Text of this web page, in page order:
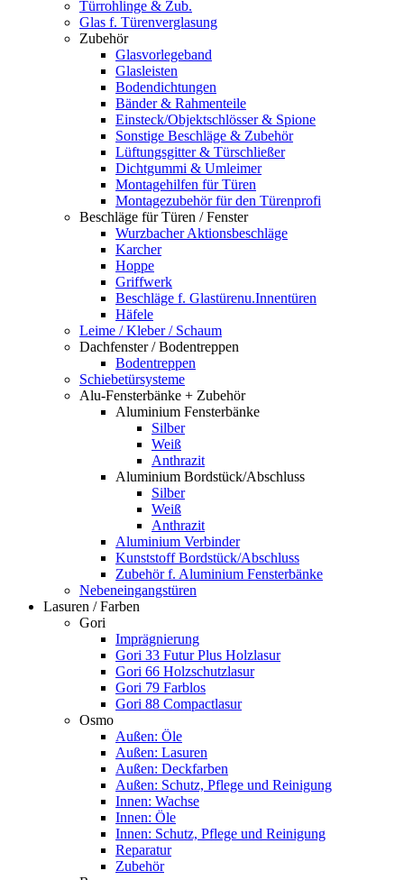
Türrohlinge & Zub.
Glas f. Türenverglasung
Zubehör
Glasvorlegeband
Glasleisten
Bodendichtungen
Bänder & Rahmenteile
Einsteck/Objektschlösser & Spione
Sonstige Beschläge & Zubehör
Lüftungsgitter & Türschließer
Dichtgummi & Umleimer
Montagehilfen für Türen
Montagezubehör für den Türenprofi
Beschläge für Türen / Fenster
Wurzbacher Aktionsbeschläge
Karcher
Hoppe
Griffwerk
Beschläge f. Glastürenu.Innentüren
Häfele
Leime / Kleber / Schaum
Dachfenster / Bodentreppen
Bodentreppen
Schiebetürsysteme
Alu-Fensterbänke + Zubehör
Aluminium Fensterbänke
Silber
Weiß
Anthrazit
Aluminium Bordstück/Abschluss
Silber
Weiß
Anthrazit
Aluminium Verbinder
Kunststoff Bordstück/Abschluss
Zubehör f. Aluminium Fensterbänke
Nebeneingangstüren
Lasuren / Farben
Gori
Imprägnierung
Gori 33 Futur Plus Holzlasur
Gori 66 Holzschutzlasur
Gori 79 Farblos
Gori 88 Compactlasur
Osmo
Außen: Öle
Außen: Lasuren
Außen: Deckfarben
Außen: Schutz, Pflege und Reinigung
Innen: Wachse
Innen: Öle
Innen: Schutz, Pflege und Reinigung
Reparatur
Zubehör